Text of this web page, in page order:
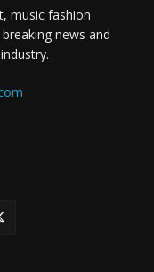
music fashion
news and